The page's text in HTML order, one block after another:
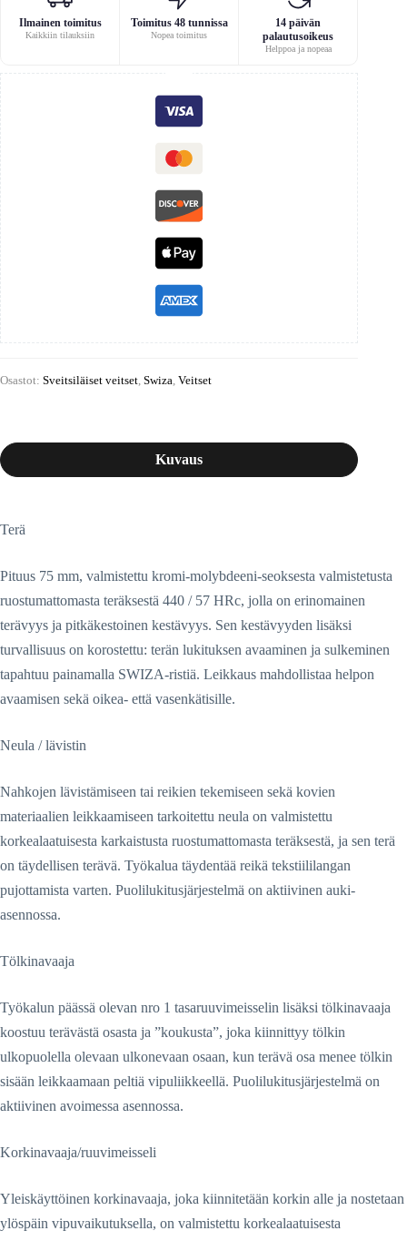
Ilmainen toimitus
Kaikkiin tilauksiin
Toimitus 48 tunnissa
Nopea toimitus
14 päivän
palautusoikeus
Helppoa ja nopeaa
Osastot: Sveitsiläiset veitset Swiza Veitset
Kuvaus
Terä
Pituus 75 mm, valmistettu kromi-molybdeeni-seoksesta valmistetusta
ruostumattomasta teräksestä 440 / 57 HRc, jolla on erinomainen
terävyys ja pitkäkestoinen kestävyys. Sen kestävyyden lisäksi
turvallisuus on korostettu: terän lukituksen avaaminen ja sulkeminen
tapahtuu painamalla SWIZA-ristiä. Leikkaus mahdollistaa helpon
avaamisen sekä oikea- että vasenkätisille.
Neula / lävistin
Nahkojen lävistämiseen tai reikien tekemiseen sekä kovien
materiaalien leikkaamiseen tarkoitettu neula on valmistettu
korkealaatuisesta karkaistusta ruostumattomasta teräksestä, ja sen terä
on täydellisen terävä. Työkalua täydentää reikä tekstiililangan
pujottamista varten. Puolilukitusjärjestelmä on aktiivinen auki-
asennossa.
Tölkinavaaja
Työkalun päässä olevan nro 1 tasaruuvimeisselin lisäksi tölkinavaaja
koostuu terävästä osasta ja ”koukusta”, joka kiinnittyy tölkin
ulkopuolella olevaan ulkonevaan osaan, kun terävä osa menee tölkin
sisään leikkaamaan peltiä vipuliikkeellä. Puolilukitusjärjestelmä on
aktiivinen avoimessa asennossa.
Korkinavaaja/ruuvimeisseli
Yleiskäyttöinen korkinavaaja, joka kiinnitetään korkin alle ja nostetaan
ylöspäin vipuvaikutuksella, on valmistettu korkealaatuisesta